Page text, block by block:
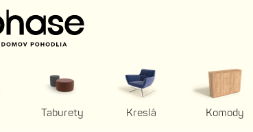
Taburety Kreslá Komody